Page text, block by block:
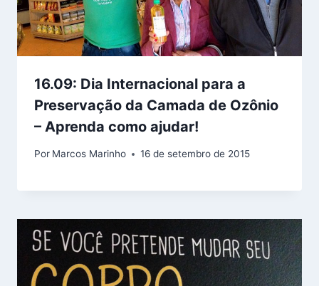
16.09: Dia Internacional para a
Preservação da Camada de Ozônio
– Aprenda como ajudar!
Por Marcos Marinho 16 de setembro de 2015